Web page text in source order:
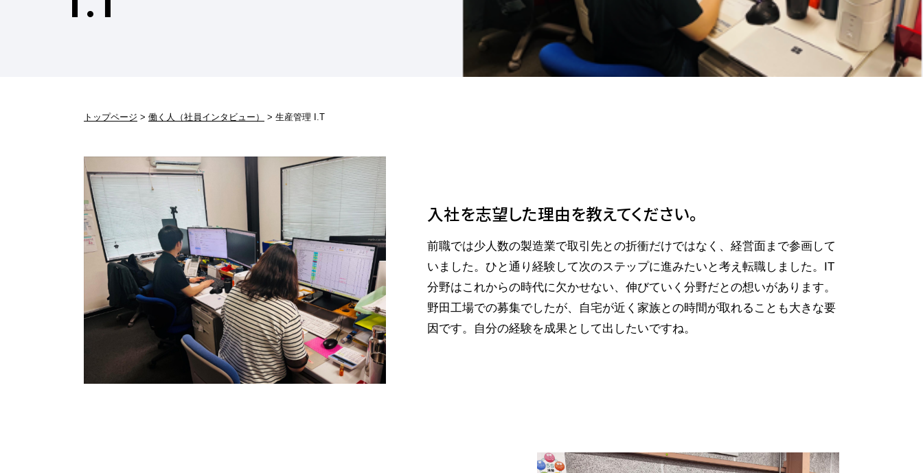
トップページ 働く人（社員インタビュー） 生産管理 I.T
入社を志望した理由を教えてください。
前職では少人数の製造業で取引先との折衝だけではなく、経営面まで参画して
いました。ひと通り経験して次のステップに進みたいと考え転職しました。IT
分野はこれからの時代に欠かせない、伸びていく分野だとの想いがあります。
野田工場での募集でしたが、自宅が近く家族との時間が取れることも大きな要
因です。自分の経験を成果として出したいですね。